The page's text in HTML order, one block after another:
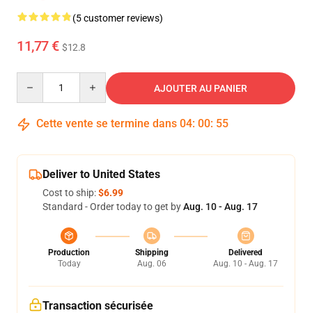
(5 customer reviews)
11,77 € $12.8
AJOUTER AU PANIER
Cette vente se termine dans 04: 00: 54
Deliver to United States
Cost to ship:$6.99
Standard - Order today to get byAug. 10 - Aug. 17
Production
Today
Shipping
Aug. 06
Delivered
Aug. 10 - Aug. 17
Transaction sécurisée